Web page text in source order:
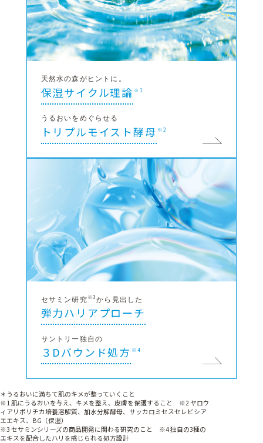
天然水の森がヒントに。
保湿サイクル理論 ※1
うるおいをめぐらせる​
トリプルモイスト酵母 ※2
セサミン研究※3から見出した
弾力ハリアプローチ
サントリー独自の​
３Dバウンド処方 ※4
＊うるおいに満ちて肌のキメが整っていくこと
※1 肌にうるおいを与え、​キメを整え、皮膚を保護すること ※2 ヤロウ
ィアリポリチカ培養溶解質、加水分解酵母、サッカロミセスセレビシア
エエキス、BG（保湿）
※3 セサミンシリーズの商品開発に関わる研究のこと​ ※4 独自の3種の
エキスを配合したハリを感じられる処方設計